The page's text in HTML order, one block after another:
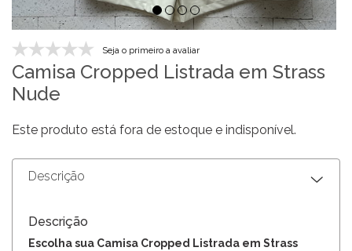
Seja o primeiro a avaliar
Camisa Cropped Listrada em Strass
Nude
Este produto está fora de estoque e indisponível.
Descrição
Descrição
Escolha sua Camisa Cropped Listrada em Strass